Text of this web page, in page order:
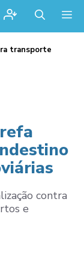
transporte
contra
e